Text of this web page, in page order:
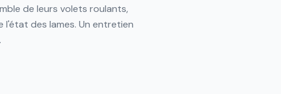
de leurs volets roulants,
des lames. Un entretien